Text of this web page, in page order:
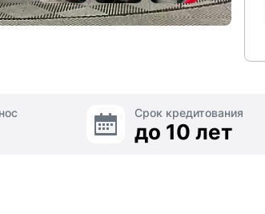
Срок кредитования
до 10 лет